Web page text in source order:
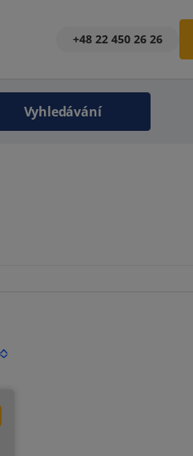
+48 22 450 26 26
Vyhledávání